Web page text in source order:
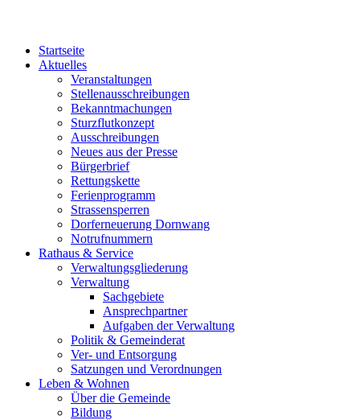
Startseite
Aktuelles
Veranstaltungen
Stellenausschreibungen
Bekanntmachungen
Sturzflutkonzept
Ausschreibungen
Neues aus der Presse
Bürgerbrief
Rettungskette
Ferienprogramm
Strassensperren
Dorferneuerung Dornwang
Notrufnummern
Rathaus & Service
Verwaltungsgliederung
Verwaltung
Sachgebiete
Ansprechpartner
Aufgaben der Verwaltung
Politik & Gemeinderat
Ver- und Entsorgung
Satzungen und Verordnungen
Leben & Wohnen
Über die Gemeinde
Bildung